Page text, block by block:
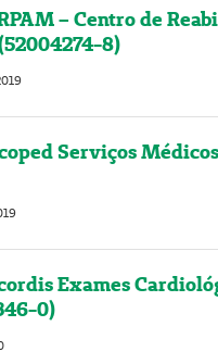
– Centro de
8)
Serviços Médicos
Exames
0)